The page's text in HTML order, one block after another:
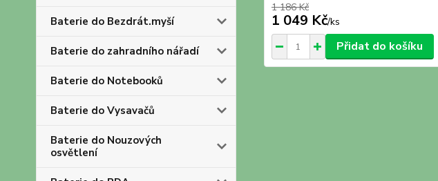
Baterie do Bezdrát.myší
Baterie do zahradního nářadí
Baterie do Notebooků
Baterie do Vysavačů
Baterie do Nouzových
osvětlení
1 186 Kč
1 049 Kč/ks
Přidat do košíku